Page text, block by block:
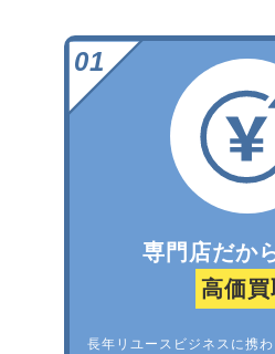
専門店だか
高価買
長年リユースビジネスに携